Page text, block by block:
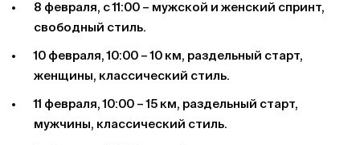
8 февраля, с 11:00 – мужской и женский спринт,
свободный стиль.
10 февраля, 10:00 – 10 км, раздельный старт,
женщины, классический стиль.
11 февраля, 10:00 – 15 км, раздельный старт,
мужчины, классический стиль.